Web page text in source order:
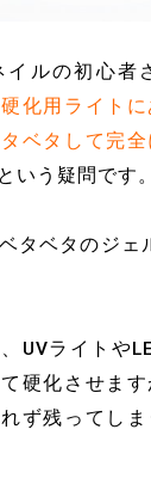
イルの初心者
硬化用ライト
ベタして完
という疑問です。
タベタのジェ
UVライトや
硬化させま
ず残ってし